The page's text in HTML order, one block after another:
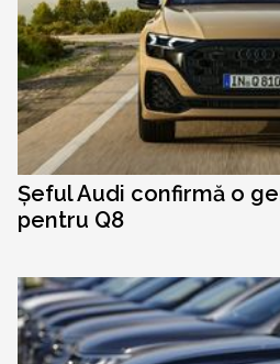
Șeful Audi confirmă o
pentru Q8